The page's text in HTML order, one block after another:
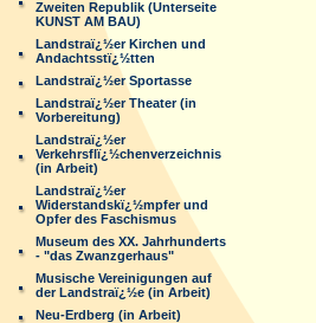
Zweiten Republik (Unterseite
KUNST AM BAU)
Landstraï¿½er Kirchen und
Andachtsstï¿½tten
Landstraï¿½er Sportasse
Landstraï¿½er Theater (in
Vorbereitung)
Landstraï¿½er
Verkehrsflï¿½chenverzeichnis
(in Arbeit)
Landstraï¿½er
Widerstandskï¿½mpfer und
Opfer des Faschismus
Museum des XX. Jahrhunderts
- "das Zwanzgerhaus"
Musische Vereinigungen auf
der Landstraï¿½e (in Arbeit)
Neu-Erdberg (in Arbeit)